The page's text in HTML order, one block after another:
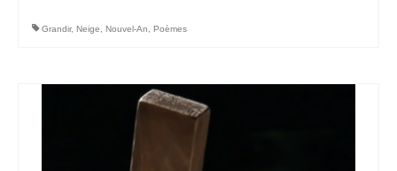
Grandir, Neige, Nouvel-An, Poèmes